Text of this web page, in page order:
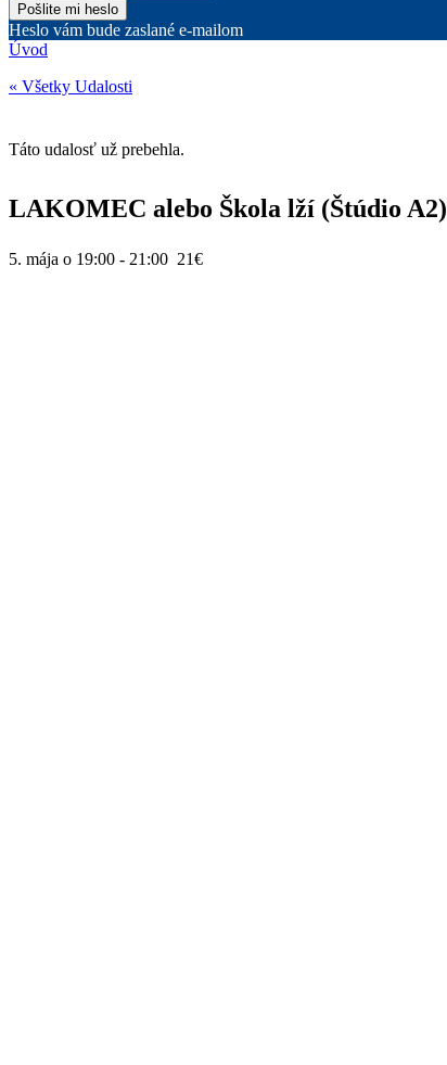
Heslo vám bude zaslané e-mailom
Úvod
« Všetky Udalosti
Táto udalosť už prebehla.
LAKOMEC alebo Škola lží (Štúdio A2)
5. mája o 19:00 - 21:00 21€